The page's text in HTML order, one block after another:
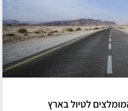
לטיול בארץ